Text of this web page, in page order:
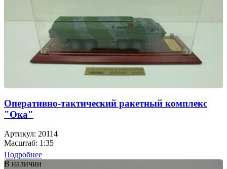
Оперативно-тактический ракетный комплекс
"Ока"
Артикул: 20114
Масштаб: 1:35
Подробнее
В наличии